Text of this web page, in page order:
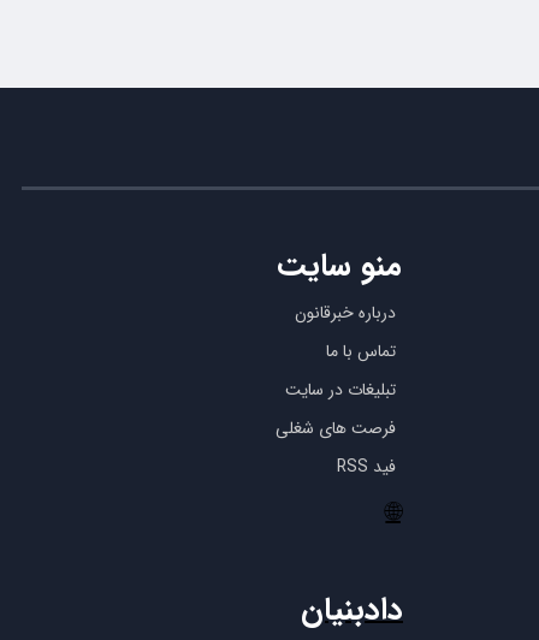
درباره خبرقانون
تماس با ما
تبلیغات در سایت
فرصت های شغلی
فید RSS
منو سایت
🌐
دادبنیان